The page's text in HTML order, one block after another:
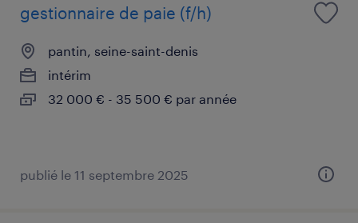
gestionnaire de paie (f/h)
pantin, seine-saint-denis
intérim
32 000 € - 35 500 € par année
publié le 11 septembre 2025